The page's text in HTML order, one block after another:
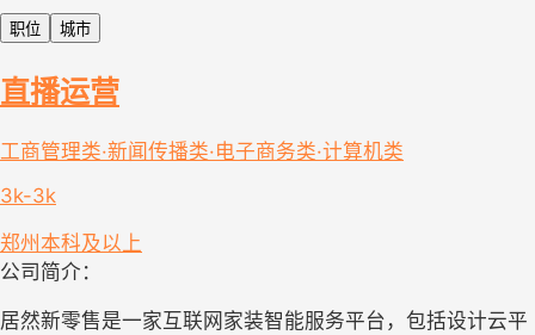
职位 城市
直播运营
工商管理类·新闻传播类·电子商务类·计算机类
3k-3k
郑州 本科及以上
公司简介：
居然新零售是一家互联网家装智能服务平台，包括设计云平